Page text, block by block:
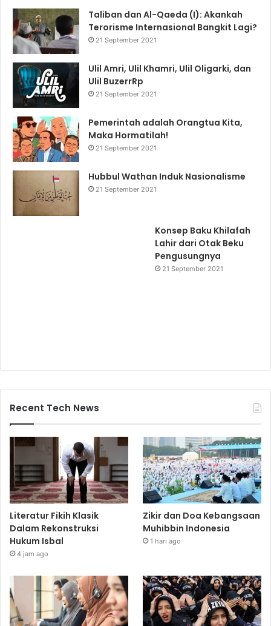
Taliban dan Al-Qaeda (I): Akankah
Terorisme Internasional Bangkit Lagi?
21 September 2021
Ulil Amri, Ulil Khamri, Ulil Oligarki, dan
Ulil BuzerrRp
21 September 2021
Pemerintah adalah Orangtua Kita,
Maka Hormatilah!
21 September 2021
Hubbul Wathan Induk Nasionalisme
21 September 2021
Konsep Baku Khilafah
Lahir dari Otak Beku
Pengusungnya
21 September 2021
Recent Tech News
Literatur Fikih Klasik
Dalam Rekonstruksi
Hukum Isbal
4 jam ago
Zikir dan Doa Kebangsaan
Muhibbin Indonesia
1 hari ago